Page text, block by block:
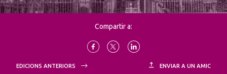
Compartir a:
EDICIONS ANTERIORS ENVIAR A UN AMIC